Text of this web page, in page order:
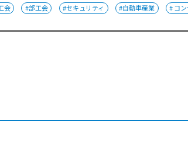
会 #部工会 #セキュリティ #自動車産業 # コ